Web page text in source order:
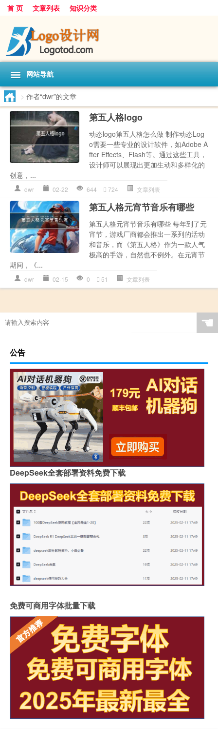
首 页 文章列表 知识分类
网站导航
> 作者“dwr”的文章
第五人格logo
动态logo第五人格怎么做 制作动态Log
o需要一些专业的设计软件，如Adobe A
fter Effects、Flash等。通过这些工具，
设计师可以展现出更加生动和多样化的
创意，...
dwr 02-22 644 724 文章列表
第五人格元宵节音乐有哪些
第五人格元宵节音乐有哪些 每年到了元
宵节，游戏厂商都会推出一系列的活动
和音乐，而《第五人格》作为一款人气
极高的手游，自然也不例外。在元宵节
期间，《...
dwr 02-15 0 51 文章列表
☚
公告
DeepSeek全套部署资料免费下载
免费可商用字体批量下载